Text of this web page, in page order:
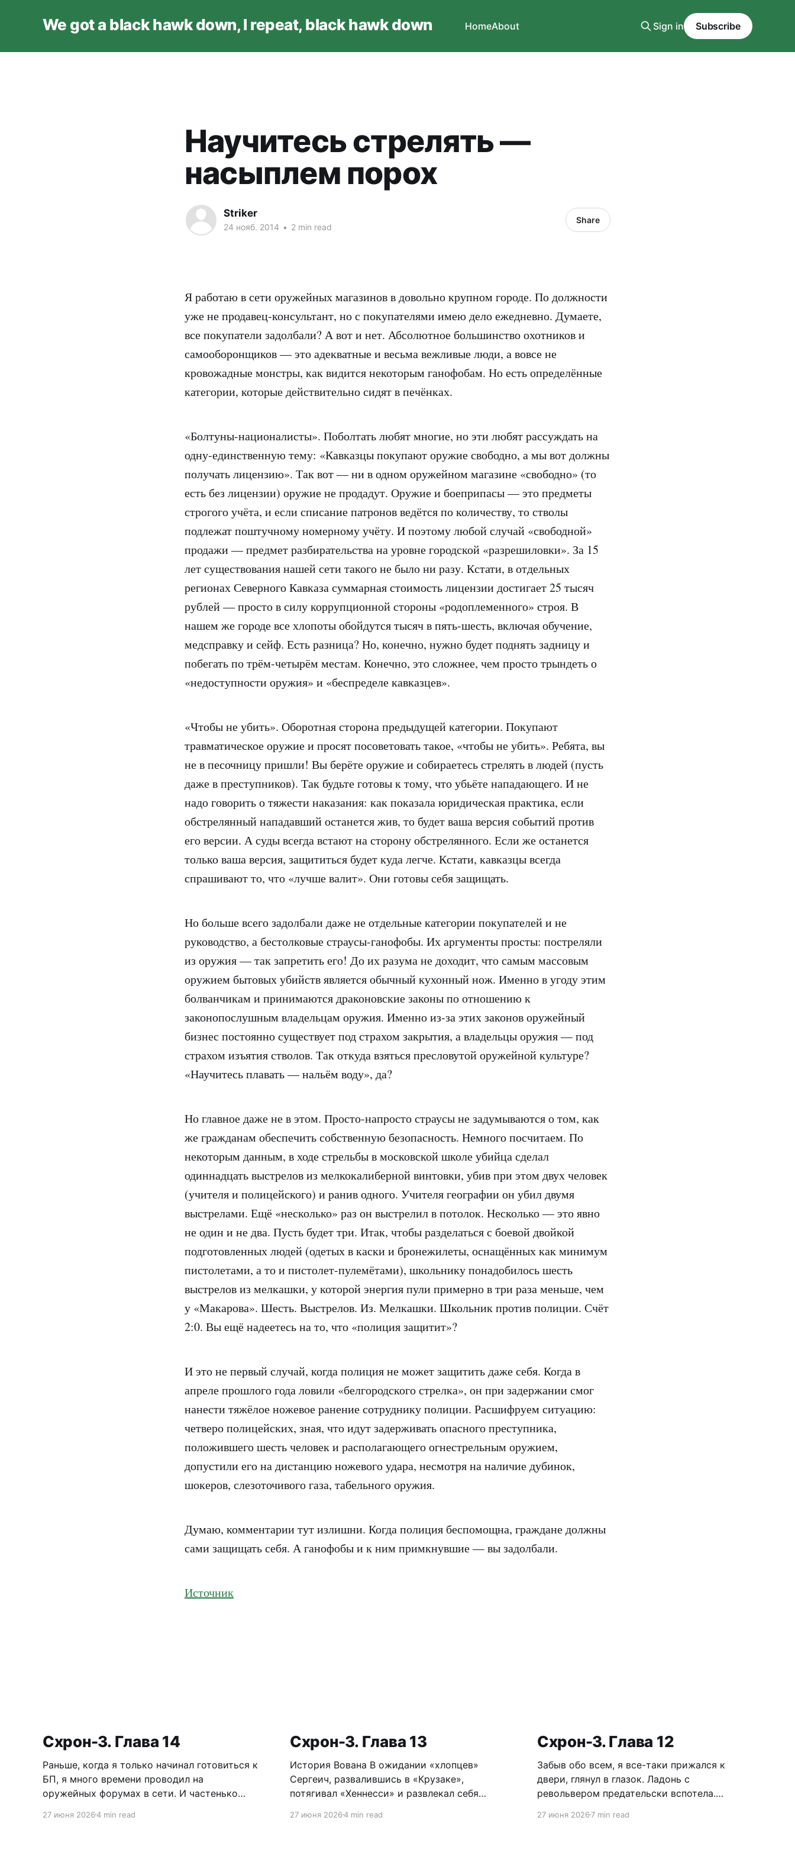
We got a black hawk down, I repeat, black hawk down HomeAbout Sign in Subscribe
Научитесь стрелять —
насыплем порох
Striker
24 нояб. 2014 • 2 min read
Share
Я работаю в сети оружейных магазинов в довольно крупном городе. По должности
уже не продавец-консультант, но с покупателями имею дело ежедневно. Думаете,
все покупатели задолбали? А вот и нет. Абсолютное большинство охотников и
самооборонщиков — это адекватные и весьма вежливые люди, а вовсе не
кровожадные монстры, как видится некоторым ганофобам. Но есть определённые
категории, которые действительно сидят в печёнках.
«Болтуны-националисты». Поболтать любят многие, но эти любят рассуждать на
одну-единственную тему: «Кавказцы покупают оружие свободно, а мы вот должны
получать лицензию». Так вот — ни в одном оружейном магазине «свободно» (то
есть без лицензии) оружие не продадут. Оружие и боеприпасы — это предметы
строгого учёта, и если списание патронов ведётся по количеству, то стволы
подлежат поштучному номерному учёту. И поэтому любой случай «свободной»
продажи — предмет разбирательства на уровне городской «разрешиловки». За 15
лет существования нашей сети такого не было ни разу. Кстати, в отдельных
регионах Северного Кавказа суммарная стоимость лицензии достигает 25 тысяч
рублей — просто в силу коррупционной стороны «родоплеменного» строя. В
нашем же городе все хлопоты обойдутся тысяч в пять-шесть, включая обучение,
медсправку и сейф. Есть разница? Но, конечно, нужно будет поднять задницу и
побегать по трём-четырём местам. Конечно, это сложнее, чем просто трындеть о
«недоступности оружия» и «беспределе кавказцев».
«Чтобы не убить». Оборотная сторона предыдущей категории. Покупают
травматическое оружие и просят посоветовать такое, «чтобы не убить». Ребята, вы
не в песочницу пришли! Вы берёте оружие и собираетесь стрелять в людей (пусть
даже в преступников). Так будьте готовы к тому, что убьёте нападающего. И не
надо говорить о тяжести наказания: как показала юридическая практика, если
обстрелянный нападавший останется жив, то будет ваша версия событий против
его версии. А суды всегда встают на сторону обстрелянного. Если же останется
только ваша версия, защититься будет куда легче. Кстати, кавказцы всегда
спрашивают то, что «лучше валит». Они готовы себя защищать.
Но больше всего задолбали даже не отдельные категории покупателей и не
руководство, а бестолковые страусы-ганофобы. Их аргументы просты: постреляли
из оружия — так запретить его! До их разума не доходит, что самым массовым
оружием бытовых убийств является обычный кухонный нож. Именно в угоду этим
болванчикам и принимаются драконовские законы по отношению к
законопослушным владельцам оружия. Именно из-за этих законов оружейный
бизнес постоянно существует под страхом закрытия, а владельцы оружия — под
страхом изъятия стволов. Так откуда взяться пресловутой оружейной культуре?
«Научитесь плавать — нальём воду», да?
Но главное даже не в этом. Просто-напросто страусы не задумываются о том, как
же гражданам обеспечить собственную безопасность. Немного посчитаем. По
некоторым данным, в ходе стрельбы в московской школе убийца сделал
одиннадцать выстрелов из мелкокалиберной винтовки, убив при этом двух человек
(учителя и полицейского) и ранив одного. Учителя географии он убил двумя
выстрелами. Ещё «несколько» раз он выстрелил в потолок. Несколько — это явно
не один и не два. Пусть будет три. Итак, чтобы разделаться с боевой двойкой
подготовленных людей (одетых в каски и бронежилеты, оснащённых как минимум
пистолетами, а то и пистолет-пулемётами), школьнику понадобилось шесть
выстрелов из мелкашки, у которой энергия пули примерно в три раза меньше, чем
у «Макарова». Шесть. Выстрелов. Из. Мелкашки. Школьник против полиции. Счёт
2:0. Вы ещё надеетесь на то, что «полиция защитит»?
И это не первый случай, когда полиция не может защитить даже себя. Когда в
апреле прошлого года ловили «белгородского стрелка», он при задержании смог
нанести тяжёлое ножевое ранение сотруднику полиции. Расшифруем ситуацию:
четверо полицейских, зная, что идут задерживать опасного преступника,
положившего шесть человек и располагающего огнестрельным оружием,
допустили его на дистанцию ножевого удара, несмотря на наличие дубинок,
шокеров, слезоточивого газа, табельного оружия.
Думаю, комментарии тут излишни. Когда полиция беспомощна, граждане должны
сами защищать себя. А ганофобы и к ним примкнувшие — вы задолбали.
Источник
Схрон-3. Глава 14
Раньше, когда я только начинал готовиться к
БП, я много времени проводил на
оружейных форумах в сети. И частенько
самообороны, легализации короткоствола и
27 июня 20264 min read
Схрон-3. Глава 13
История Вована В ожидании «хлопцев»
Сергеич, развалившись в «Крузаке»,
потягивал «Хеннесси» и развлекал себя
территории доносилось собачье тявканье,
27 июня 20264 min read
Схрон-3. Глава 12
Забыв обо всем, я все-таки прижался к
двери, глянул в глазок. Ладонь с
револьвером предательски вспотела.
Нужно убрать его, она может испугаться. А
27 июня 20267 min read